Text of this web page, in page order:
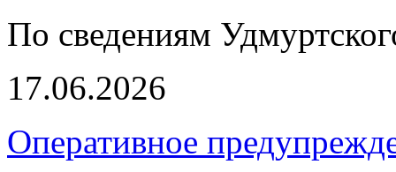
По сведениям
17.06.2026
Оперативное